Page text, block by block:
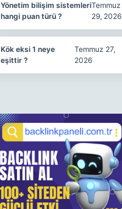
Yönetim bilişim sistemleri
hangi puan türü ?
Temmuz
29, 2026
Kök eksi 1 neye
eşittir ?
Temmuz 27,
2026